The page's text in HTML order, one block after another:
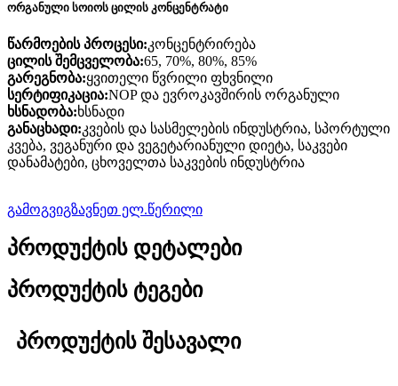
ორგანული სოიოს ცილის კონცენტრატი
წარმოების პროცესი:კონცენტრირება
ცილის შემცველობა:65, 70%, 80%, 85%
გარეგნობა:ყვითელი წვრილი ფხვნილი
სერტიფიკაცია:NOP და ევროკავშირის ორგანული
ხსნადობა:ხსნადი
განაცხადი:კვების და სასმელების ინდუსტრია, სპორტული
კვება, ვეგანური და ვეგეტარიანული დიეტა, საკვები
დანამატები, ცხოველთა საკვების ინდუსტრია
გამოგვიგზავნეთ ელ.წერილი
პროდუქტის დეტალები
პროდუქტის ტეგები
პროდუქტის შესავალი